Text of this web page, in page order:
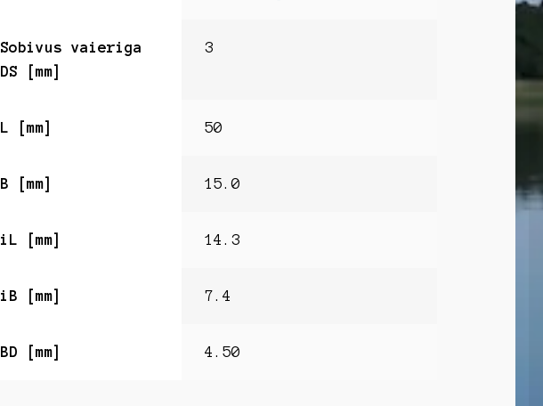
Sobivus vaieriga
DS [mm]
3
L [mm] 50
B [mm] 15.0
iL [mm] 14.3
iB [mm] 7.4
BD [mm] 4.50